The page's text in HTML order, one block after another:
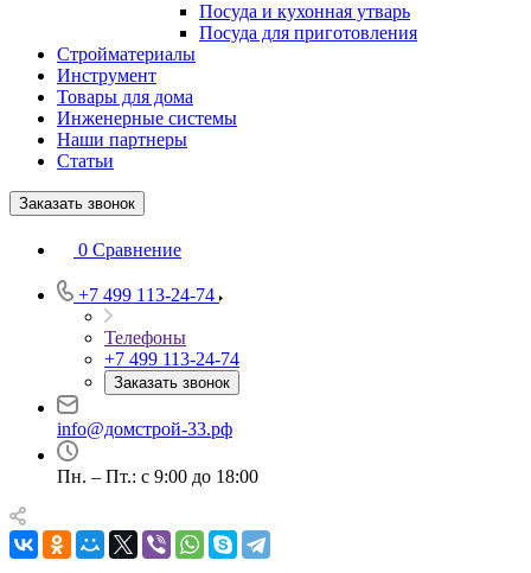
Посуда и кухонная утварь
Посуда для приготовления
Стройматериалы
Инструмент
Товары для дома
Инженерные системы
Наши партнеры
Статьи
Заказать звонок
0 Сравнение
+7 499 113-24-74
Телефоны
+7 499 113-24-74
Заказать звонок
info@домстрой-33.рф
Пн. – Пт.: с 9:00 до 18:00